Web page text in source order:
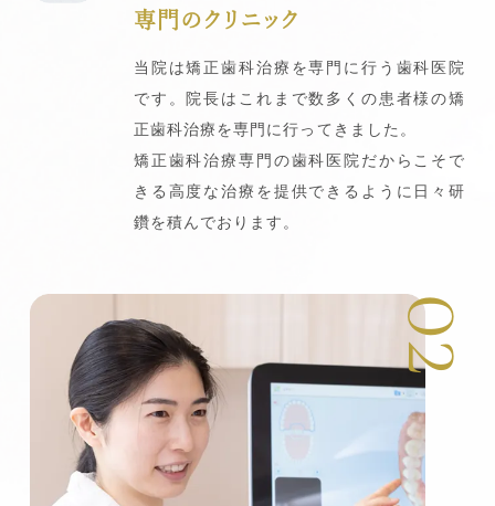
専門のクリニック
当院は矯正歯科治療を専門に行う歯科医院
です。院長はこれまで数多くの患者様の矯
正歯科治療を専門に行ってきました。
矯正歯科治療専門の歯科医院だからこそで
きる高度な治療を提供できるように日々研
鑽を積んでおります。